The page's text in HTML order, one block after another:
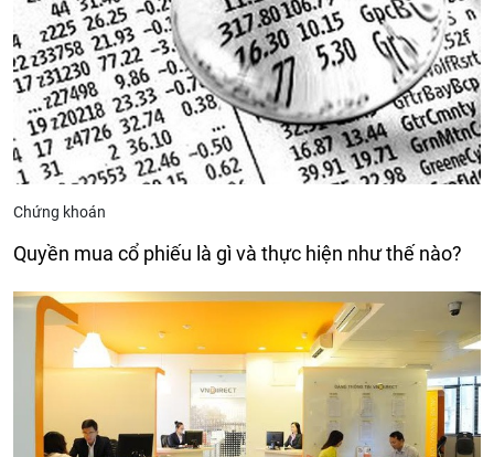
Chứng khoán
Quyền mua cổ phiếu là gì và thực hiện như thế nào?